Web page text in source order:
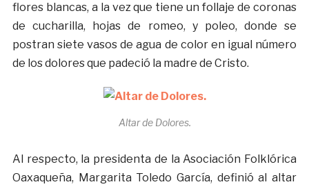
flores blancas, a la vez que tiene un follaje de coronas
de cucharilla, hojas de romeo, y poleo, donde se
postran siete vasos de agua de color en igual número
de los dolores que padeció la madre de Cristo.
Altar de Dolores.
Al respecto, la presidenta de la Asociación Folklórica
Oaxaqueña, Margarita Toledo García, definió al altar